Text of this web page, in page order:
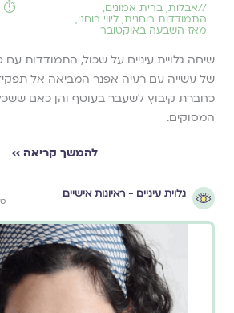
//אבלות, ברית אמונים,
התמודדות רוחנית, ליווי רוחני,
מאז השבעה באוקטובר
⏱️ 5 דקות קריאה
שיחה גלויית עיניים על שכול, התמודדות
של עשייה עם רעיה אפנר המביאה אל
כחברת קיבוץ לשעבר בעוטף והן כאם
המסוקים.
להמשך קריאה ››
גלוית עיניים - ראיונות אישיים